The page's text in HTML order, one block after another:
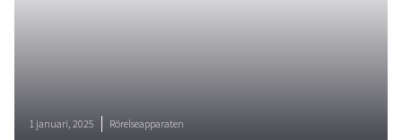
1 januari, 2025 Rörelseapparaten